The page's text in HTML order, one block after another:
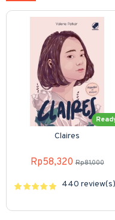
Claires
Rp58,320 Rp81,000
440 review(s)